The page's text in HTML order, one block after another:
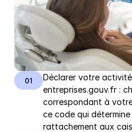
01
Déclarer votre
entreprises.gouv.fr :
correspondant à
ce code qui
rattachement aux